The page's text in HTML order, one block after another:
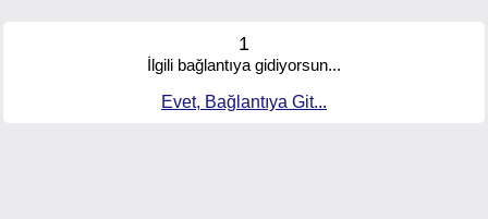
1
İlgili bağlantıya gidiyorsun...
Evet, Bağlantıya Git...